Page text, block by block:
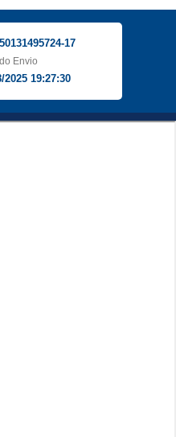
17
Envio
2025 19:27:30